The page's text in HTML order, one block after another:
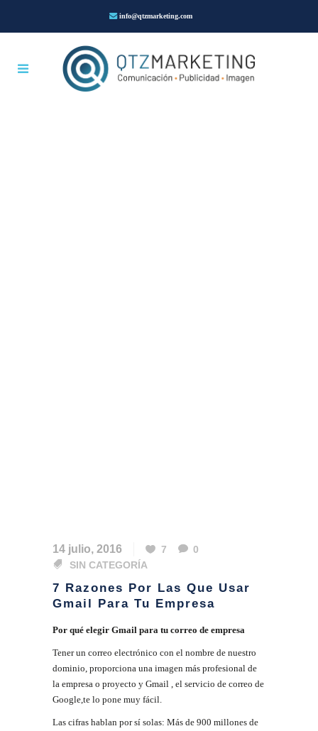
info@qtzmarketing.com
14 julio, 2016 7
0
SIN CATEGORÍA
7 Razones Por Las Que Usar
Gmail Para Tu Empresa
Por qué elegir Gmail para tu correo de empresa
Tener un correo electrónico con el nombre de nuestro
dominio, proporciona una imagen más profesional de
la empresa o proyecto y Gmail , el servicio de correo de
Google,te lo pone muy fácil.
Las cifras hablan por sí solas: Más de 900 millones de